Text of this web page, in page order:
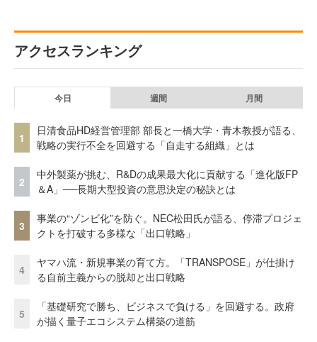
アクセスランキング
今日 週間 月間
1
日清食品HD経営管理部 部長と一橋大学・青木教授が語る、
戦略の実行不全を回避する「自走する組織」とは
2
中外製薬が挑む、R&Dの成果最大化に貢献する「進化版FP
＆A」──長期大型投資の意思決定の秘訣とは
3
事業の“ゾンビ化”を防ぐ。NEC松田氏が語る、停滞プロジェ
クトを打破する多様な「出口戦略」
4
ヤマハ流・新規事業の育て方。「TRANSPOSE」が仕掛け
る自前主義からの脱却と出口戦略
5
「基礎研究で勝ち、ビジネスで負ける」を回避する。政府
が描く量子エコシステム構築の道筋